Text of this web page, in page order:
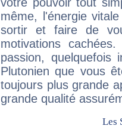
même, l'énergie
sortir et faire de
motivations
passion, quelquefois
Plutonien que vous
toujours plus grande
grande qualité